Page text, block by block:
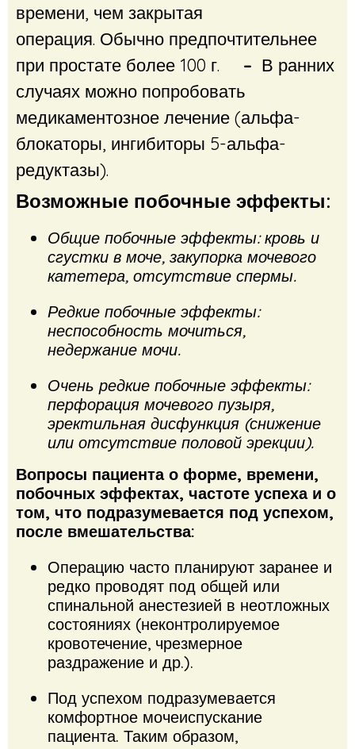
времени, чем закрытая
операция. Обычно предпочтительнее
при простате более 100 г.
– В ранних
случаях можно попробовать
медикаментозное лечение (альфа-
блокаторы, ингибиторы 5-альфа-
редуктазы).
Возможные побочные эффекты:
Общие побочные эффекты: кровь и
сгустки в моче, закупорка мочевого
катетера, отсутствие спермы.
Редкие побочные эффекты:
неспособность мочиться,
недержание мочи.
Очень редкие побочные эффекты:
перфорация мочевого пузыря,
эректильная дисфункция (снижение
или отсутствие половой эрекции).
Вопросы пациента о форме, времени,
побочных эффектах, частоте успеха и о
том, что подразумевается под успехом,
после вмешательства:
Операцию часто планируют заранее и
редко проводят под общей или
спинальной анестезией в неотложных
состояниях (неконтролируемое
кровотечение, чрезмерное
раздражение и др.).
Под успехом подразумевается
комфортное мочеиспускание
пациента. Таким образом,